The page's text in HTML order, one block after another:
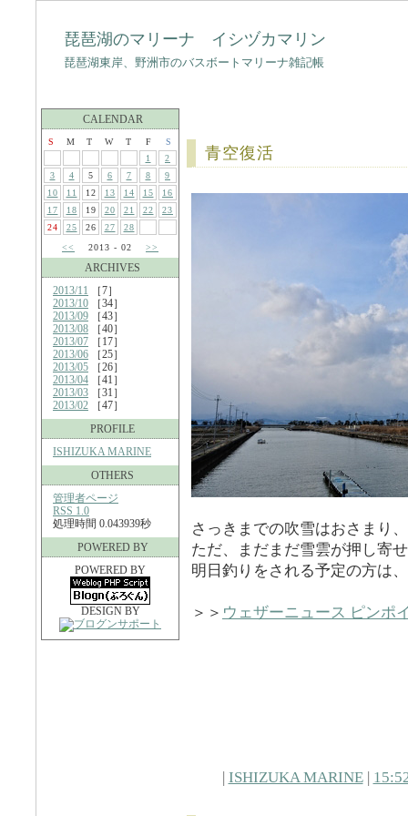
琵琶湖のマリーナ イシヅカマリン
琵琶湖東岸、野洲市のバスボートマリーナ雑記帳
CALENDAR
S M T W T F
S
1
2
3
4 5 6 7 8
9
10
11 12 13 14 15
16
17
18 19 20 21 22
23
24
25 26 27
28
<<
2013 - 02 >>
ARCHIVES
2013/11 ［7］
2013/10 ［34］
2013/09 ［43］
2013/08 ［40］
2013/07 ［17］
2013/06 ［25］
2013/05 ［26］
2013/04 ［41］
2013/03 ［31］
2013/02 ［47］
PROFILE
ISHIZUKA MARINE
OTHERS
管理者ページ
RSS 1.0
処理時間 0.043939秒
POWERED BY
POWERED BY
DESIGN BY
青空復活
さっきまでの吹雪はおさまり
ただ、まだまだ雪雲が押し寄
明日釣りをされる予定の方は
＞＞ ウェザーニュース ピンポ
| ISHIZUKA MARINE|